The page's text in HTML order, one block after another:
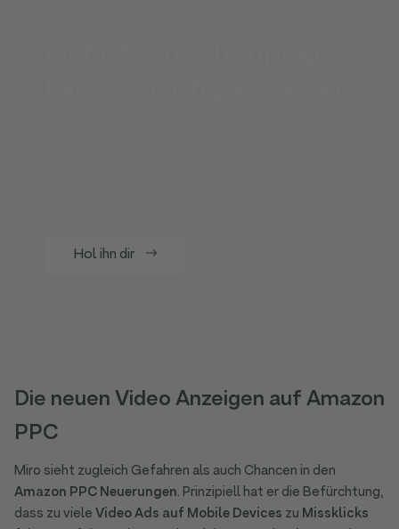
Hol ihn dir
Die neuen Video Anzeigen auf Amazon
PPC
Miro sieht zugleich Gefahren als auch Chancen in den
Amazon PPC Neuerungen. Prinzipiell hat er die Befürchtung,
dass zu vieleVideo Ads auf Mobile Devices zu Missklicks